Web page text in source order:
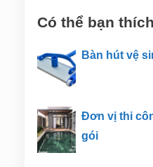
Có thể bạn thích
Bàn hút vệ
Đơn vị thi
gói